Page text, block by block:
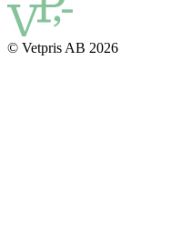
© Vetpris AB 2026